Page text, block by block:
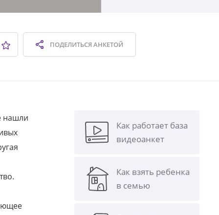
ПОДЕЛИТЬСЯАНКЕТОЙ
нашли
Как работает база
видеоанкет
Как взять ребенка
в семью